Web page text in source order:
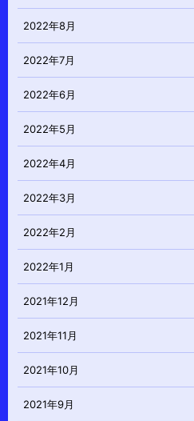
2022年8月
2022年7月
2022年6月
2022年5月
2022年4月
2022年3月
2022年2月
2022年1月
2021年12月
2021年11月
2021年10月
2021年9月